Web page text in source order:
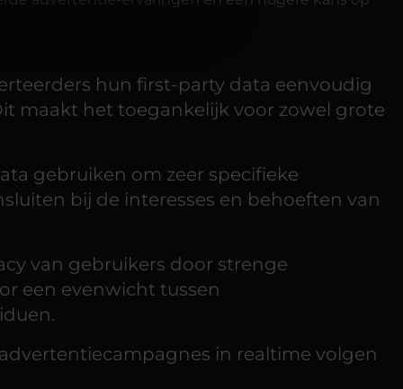
hun first-party data eenvoudig
maakt het toegankelijk voor zowel grote
gebruiken om zeer specifieke
bij de interesses en behoeften van
van gebruikers door strenge
een evenwicht tussen
in realtime volgen